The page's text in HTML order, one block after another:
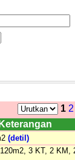
1 2
Keterangan
(detil)
3 KT, 2 KM,